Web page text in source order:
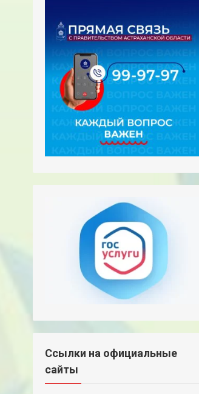
Ссылки на официальные
сайты